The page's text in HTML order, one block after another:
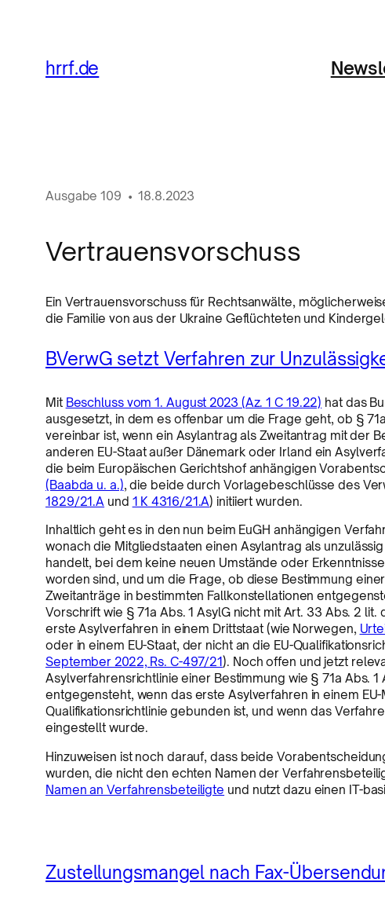
hrrf.de
Ausgabe109 •18.8.2023
Vertrauensvorschuss
Ein Vertrauensvorschuss für Rechtsanwälte,
die Familie von aus der Ukraine Geflüchteten und
BVerwG setzt Verfahren zur
Mit Beschluss vom 1. August 2023 (Az. 1 C 19.22) hat das
ausgesetzt, in dem es offenbar um die Frage geht, ob §
vereinbar ist, wenn ein Asylantrag als Zweitantrag mit der
anderen EU-Staat außer Dänemark oder Irland ein
die beim Europäischen Gerichtshof anhängigen
(Baabda u. a.), die beide durch Vorlagebeschlüsse des
1829/21.A und 1 K 4316/21.A) initiiert wurden.
Inhaltlich geht es in den nun beim EuGH anhängigen
wonach die Mitgliedstaaten einen Asylantrag als
handelt, bei dem keine neuen Umstände oder
worden sind, und um die Frage, ob diese Bestimmung
Zweitanträge in bestimmten Fallkonstellationen
Vorschrift wie § 71a Abs. 1 AsylG nicht mit Art. 33 Abs. 2
erste Asylverfahren in einem Drittstaat (wie Norwegen,
oder in einem EU-Staat, der nicht an die EU-
September 2022, Rs. C-497/21 ). Noch offen und jetzt
Asylverfahrensrichtlinie einer Bestimmung wie § 71a Abs.
entgegensteht, wenn das erste Asylverfahren in einem
Qualifikationsrichtlinie gebunden ist, und wenn das
eingestellt wurde.
Hinzuweisen ist noch darauf, dass beide
wurden, die nicht den echten Namen der
Namen an Verfahrensbeteiligte und nutzt dazu einen IT-
Zustellungsmangel nach Fax-